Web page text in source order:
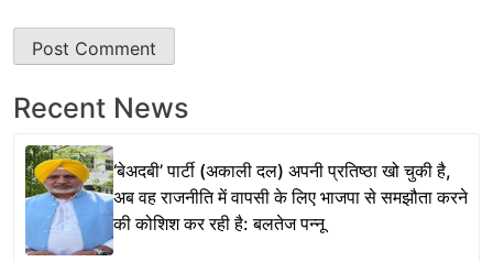
Recent News
‘बेअदबी’ पार्टी (अकाली दल) अपनी प्रतिष्ठा खो चुकी है,
अब वह राजनीति में वापसी के लिए भाजपा से समझौता करने
की कोशिश कर रही है: बलतेज पन्नू